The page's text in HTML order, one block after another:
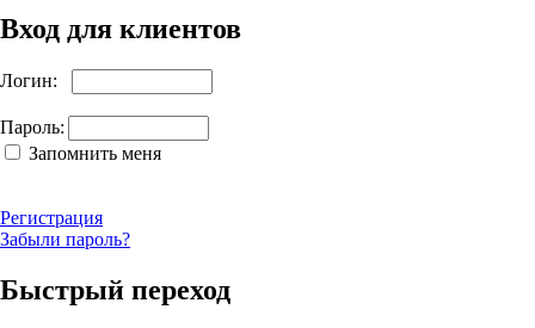
Вход для клиентов
Логин:
Пароль:
Запомнить меня
Регистрация
Забыли пароль?
Быстрый переход